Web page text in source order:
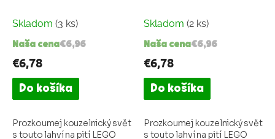
Skladom (3 ks)
€6,96
Naša cena
€6,78
Do košíka
Prozkoumej kouzelnický svět
s touto lahví na pití LEGO
Skladom (2 ks)
€6,96
Naša cena
€6,78
Do košíka
Prozkoumej kouzelnický svět
s touto lahví na pití LEGO